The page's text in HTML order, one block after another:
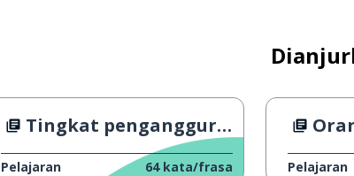
Tingkat pengangguran di Britania Raya
Pelajaran 64 kata/frasa
Orang-
Pelajaran